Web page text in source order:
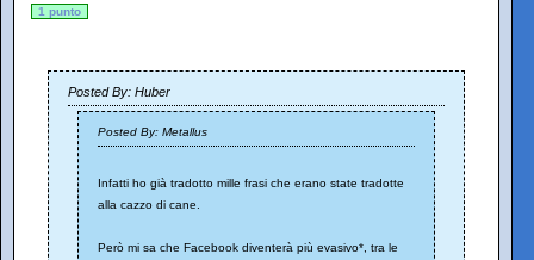
1 punto
Posted By: Huber
Posted By: Metallus
Infatti ho già tradotto mille frasi che erano state tradotte
alla cazzo di cane.
Però mi sa che Facebook diventerà più evasivo*, tra le